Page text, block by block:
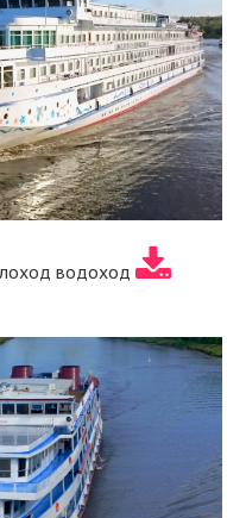
водоход